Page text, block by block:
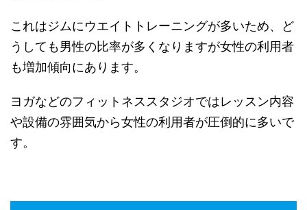
これはジムにウエイトトレーニングが多いため、ど
うしても男性の比率が多くなりますが女性の利用者
も増加傾向にあります。
ヨガなどのフィットネススタジオではレッスン内容
や設備の雰囲気から女性の利用者が圧倒的に多いで
す。